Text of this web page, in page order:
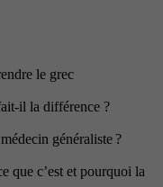
le grec
il la différence ?
généraliste ?
que c’est et pourquoi la